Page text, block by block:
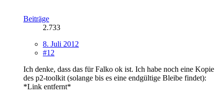
Beiträge
2.733
8. Juli 2012
#12
Ich denke, dass das für Falko ok ist. Ich habe noch eine Kopie
des p2-toolkit (solange bis es eine endgültige Bleibe findet):
*Link entfernt*